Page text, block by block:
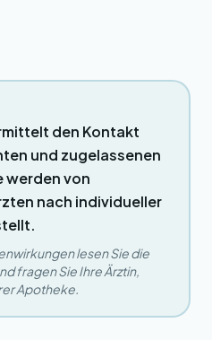
den Kontakt
und zugelassenen
werden von
nach individueller
lesen Sie die
fragen Sie Ihre Ärztin,
Apotheke.